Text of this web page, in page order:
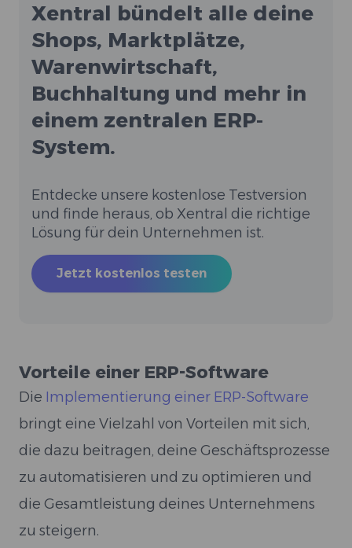
Xentral bündelt alle deine
Shops, Marktplätze,
Warenwirtschaft,
Buchhaltung und mehr in
einem zentralen ERP-
System.
Entdecke unsere kostenlose Testversion
und finde heraus, ob Xentral die richtige
Lösung für dein Unternehmen ist.
Jetzt kostenlos testen
Vorteile einer ERP-Software
Die Implementierung einer ERP-Software
bringt eine Vielzahl von Vorteilen mit sich,
die dazu beitragen, deine Geschäftsprozesse
zu automatisieren und zu optimieren und
die Gesamtleistung deines Unternehmens
zu steigern.